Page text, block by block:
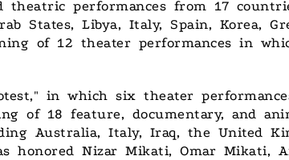
theatric performances from 17
States, Libya, Italy, Spain, Korea,
of 12 theater performances in
in which six theater
of 18 feature, documentary, and
Australia, Italy, Iraq, the United
honored Nizar Mikati, Omar Mikati,